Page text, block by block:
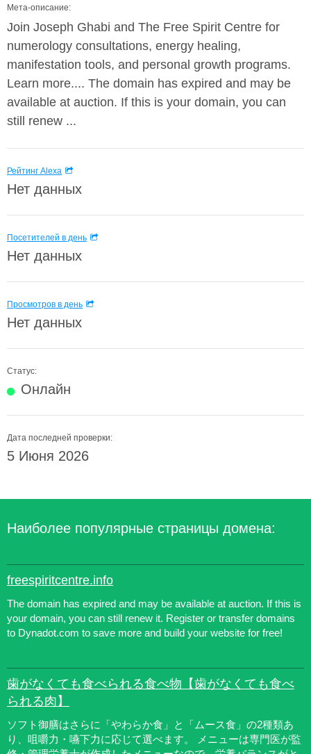
Мета-описание:
Join Joseph Ghabi and The Free Spirit Centre for
numerology consultations, energy healing,
manifestation tools, and personal growth programs.
Learn more.... The domain has expired and may be
available at auction. If this is your domain, you can
still renew ...
Рейтинг Alexa
Нет данных
Посетителей в день
Нет данных
Просмотров в день
Нет данных
Статус:
Онлайн
Дата последней проверки:
5 Июня 2026
Наиболее популярные страницы домена:
freespiritcentre.info
The domain has expired and may be available at auction. If this is
your domain, you can still renew it. Register or transfer domains
to Dynadot.com to save more and build your website for free!
歯がなくても食べられる食べ物【歯がなくても食べ
られる肉】
ソフト御膳はさらに「やわらか食」と「ムース食」の2種類あ
り、咀嚼力・嚥下力に応じて選べます。 メニューは専門医が監